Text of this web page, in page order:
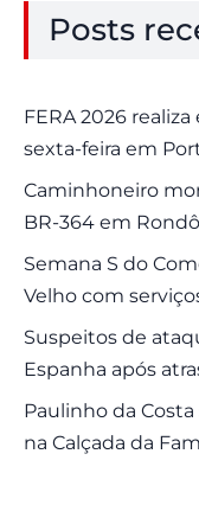
Posts
FERA 2026
sexta-feira em
Caminhoneiro
BR-364 em
Semana S do
Velho com
Suspeitos de
Espanha após
Paulinho da
na Calçada da